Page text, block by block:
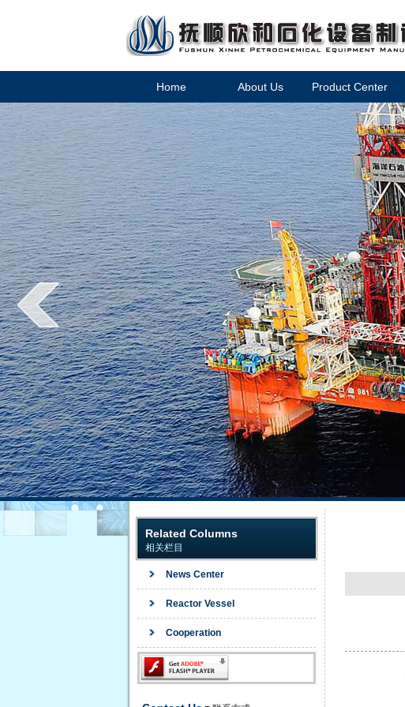
Home About Us Product Center
Related Columns
相关栏目
News Center
Reactor Vessel
Cooperation